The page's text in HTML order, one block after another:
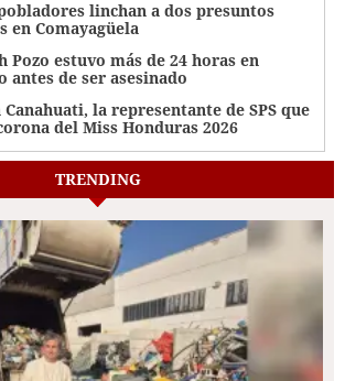
linchan a dos presuntos
en Comayagüela
Pozo estuvo más de 24 horas en
antes de ser asesinado
Canahuati, la representante de SPS que
del Miss Honduras 2026
TRENDING